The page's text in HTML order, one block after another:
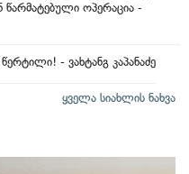
წარმატებული ოპერაცია -
- ვახტანგ კაპანაძე
ყველა სიახლის ნახვა